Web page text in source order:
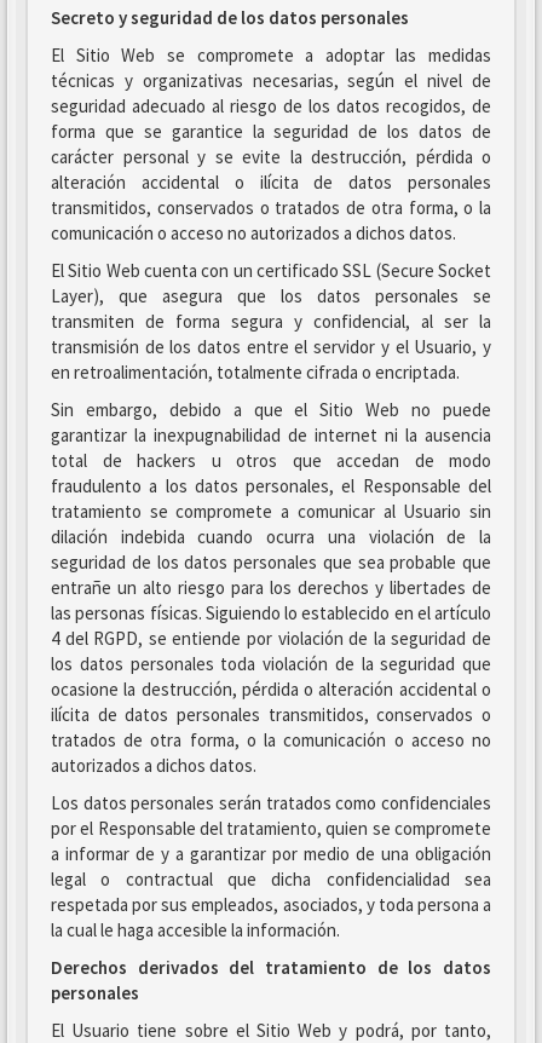
Secreto y seguridad de los datos personales
El Sitio Web se compromete a adoptar las medidas
técnicas y organizativas necesarias, según el nivel de
seguridad adecuado al riesgo de los datos recogidos, de
forma que se garantice la seguridad de los datos de
carácter personal y se evite la destrucción, pérdida o
alteración accidental o ilícita de datos personales
transmitidos, conservados o tratados de otra forma, o la
comunicación o acceso no autorizados a dichos datos.
El Sitio Web cuenta con un certificado SSL (Secure Socket
Layer), que asegura que los datos personales se
transmiten de forma segura y confidencial, al ser la
transmisión de los datos entre el servidor y el Usuario, y
en retroalimentación, totalmente cifrada o encriptada.
Sin embargo, debido a que el Sitio Web no puede
garantizar la inexpugnabilidad de internet ni la ausencia
total de hackers u otros que accedan de modo
fraudulento a los datos personales, el Responsable del
tratamiento se compromete a comunicar al Usuario sin
dilación indebida cuando ocurra una violación de la
seguridad de los datos personales que sea probable que
entrañe un alto riesgo para los derechos y libertades de
las personas físicas. Siguiendo lo establecido en el artículo
4 del RGPD, se entiende por violación de la seguridad de
los datos personales toda violación de la seguridad que
ocasione la destrucción, pérdida o alteración accidental o
ilícita de datos personales transmitidos, conservados o
tratados de otra forma, o la comunicación o acceso no
autorizados a dichos datos.
Los datos personales serán tratados como confidenciales
por el Responsable del tratamiento, quien se compromete
a informar de y a garantizar por medio de una obligación
legal o contractual que dicha confidencialidad sea
respetada por sus empleados, asociados, y toda persona a
la cual le haga accesible la información.
Derechos derivados del tratamiento de los datos
personales
El Usuario tiene sobre el Sitio Web y podrá, por tanto,